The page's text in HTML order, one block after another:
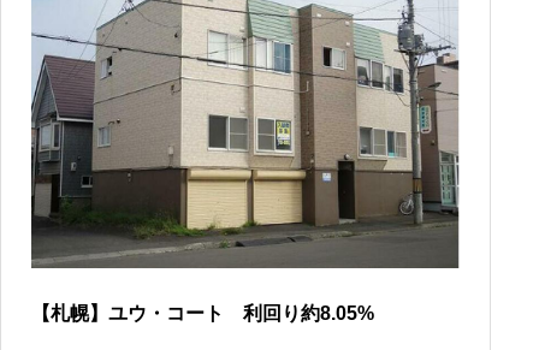
【札幌】ユウ・コート 利回り約8.05%